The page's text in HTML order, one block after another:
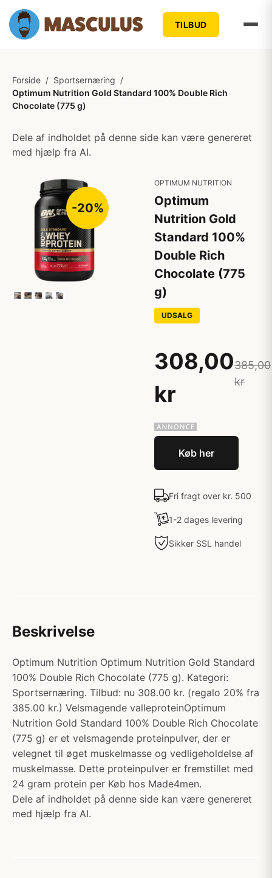
TILBUD
Forside / Sportsernæring /
Optimum Nutrition Gold Standard 100% Double Rich
Chocolate (775 g)
Dele af indholdet på denne side kan være genereret
med hjælp fra AI.
-20%
OPTIMUM NUTRITION
Optimum
Nutrition Gold
Standard 100%
Double Rich
Chocolate (775
g)
UDSALG
308,00
kr
385,00
kr
Køb her
Fri fragt over kr. 500
1-2 dages levering
Sikker SSL handel
Beskrivelse
Optimum Nutrition Optimum Nutrition Gold Standard
100% Double Rich Chocolate (775 g). Kategori:
Sportsernæring. Tilbud: nu 308.00 kr. (regalo 20% fra
385.00 kr.) Velsmagende valleproteinOptimum
Nutrition Gold Standard 100% Double Rich Chocolate
(775 g) er et velsmagende proteinpulver, der er
velegnet til øget muskelmasse og vedligeholdelse af
muskelmasse. Dette proteinpulver er fremstillet med
24 gram protein per Køb hos Made4men.
Dele af indholdet på denne side kan være genereret
med hjælp fra AI.